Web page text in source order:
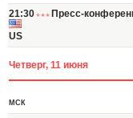
21:30
US
Пресс-
Четверг, 11 июня
МСК